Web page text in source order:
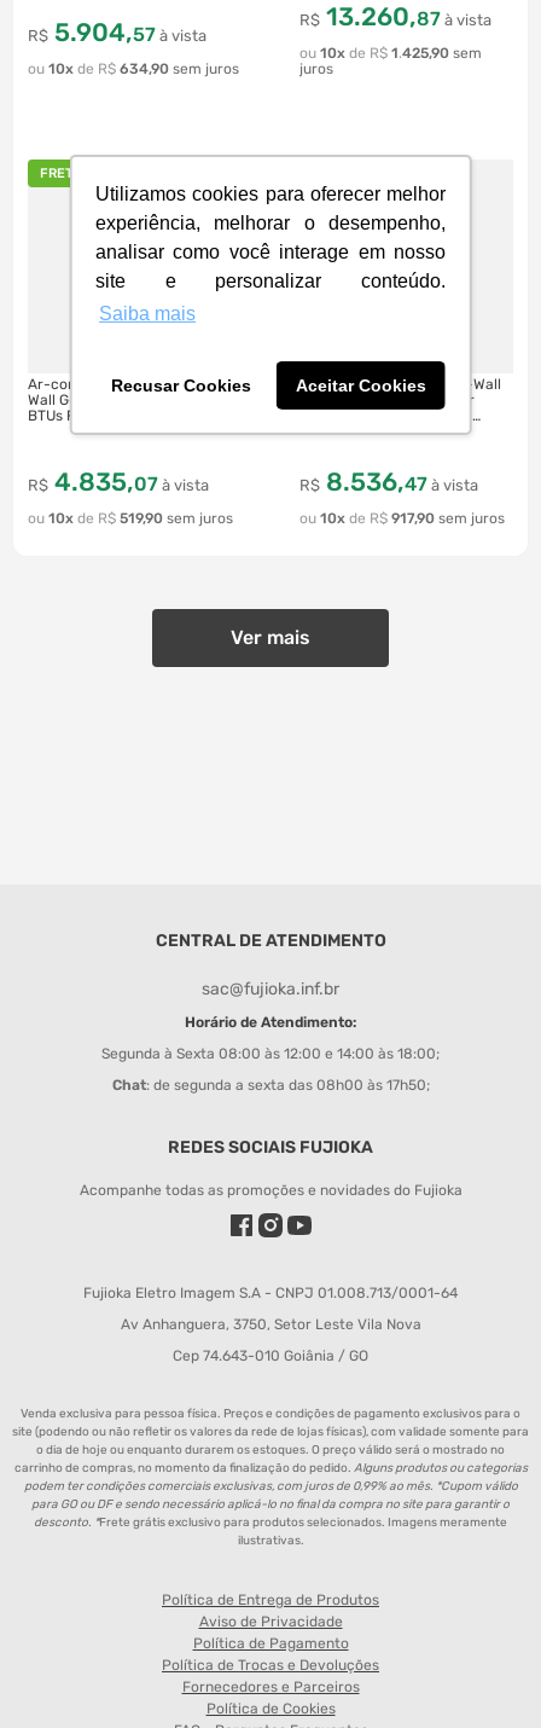
Utilizamos cookies para oferecer melhor
experiência, melhorar o desempenho,
analisar como você interage em nosso
site e personalizar conteúdo.
Saiba mais
Recusar Cookies Aceitar Cookies
R$ 5.904,57 à vista
10 R$ 634,90
R$ 13.260,87 à vista
10 R$ 1.425,90
FRETE GRÁTIS
Ar-condicionado GREE Split Hi-
Wall G-Línea Inverter 9.000
BTUs Frio, GKC09DA-D6DNA1A,
Branco | 220V
R$ 4.835,07 à vista
10 R$ 519,90
Ar-condicionado Split Hi-Wall
Gree G-TOP Auto Inverter
GWC30ATEXF-S6DNA1A
R$ 8.536,47 à vista
10 R$ 917,90
CENTRAL DE ATENDIMENTO
sac@fujioka.inf.br
Horário de Atendimento:
Segunda à Sexta 08:00 às 12:00 e 14:00 às 18:00;
Chat: de segunda a sexta das 08h00 às 17h50;
REDES SOCIAIS FUJIOKA
Acompanhe todas as promoções e novidades do Fujioka
Fujioka Eletro Imagem S.A - CNPJ 01.008.713/0001-64
Av Anhanguera, 3750, Setor Leste Vila Nova
Cep 74.643-010 Goiânia / GO
Venda exclusiva para pessoa física. Preços e condições de pagamento exclusivos para o
site (podendo ou não refletir os valores da rede de lojas físicas), com validade somente para
o dia de hoje ou enquanto durarem os estoques. O preço válido será o mostrado no
carrinho de compras, no momento da finalização do pedido. Alguns produtos ou categorias
podem ter condições comerciais exclusivas, com juros de 0,99% ao mês. *Cupom válido
para GO ou DF e sendo necessário aplicá-lo no final da compra no site para garantir o
desconto. *Frete grátis exclusivo para produtos selecionados. Imagens meramente
ilustrativas.
Política de Entrega de Produtos
Aviso de Privacidade
Política de Pagamento
Política de Trocas e Devoluções
Fornecedores e Parceiros
Política de Cookies